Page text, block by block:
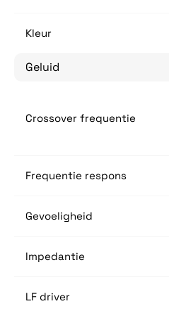
Kleur
Geluid
Crossover frequentie
Frequentie respons
Gevoeligheid
Impedantie
LF driver